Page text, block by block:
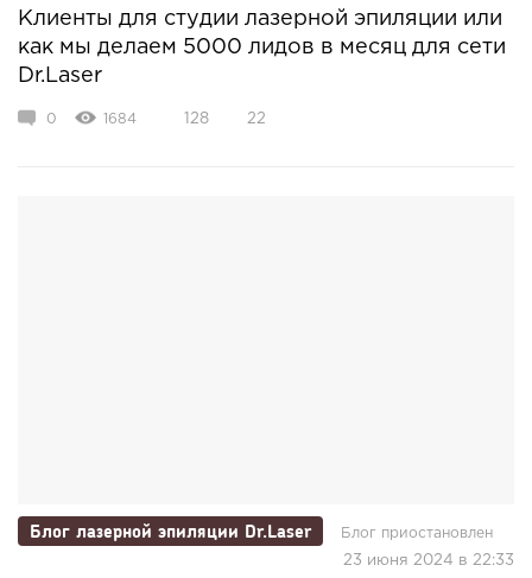
Клиенты для студии лазерной эпиляции или
как мы делаем 5000 лидов в месяц для сети
Dr.Laser
0 1684 128 22
Блог лазерной эпиляции Dr.Laser Блог приостановлен
23 июня 2024 в 22:33